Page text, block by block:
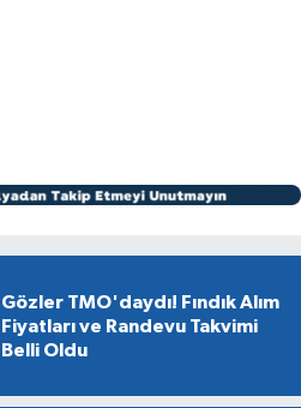
Gözler TMO'daydı! Fındık Alım
Fiyatları ve Randevu Takvimi
Belli Oldu